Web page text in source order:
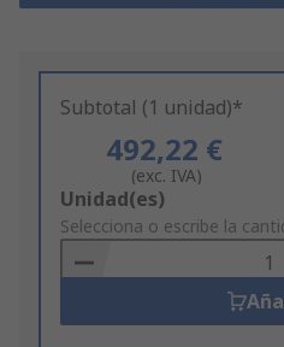
Subtotal (1 unidad)*
492,22 €
(exc. IVA)
Add
to
Basket
Unidad(es)
Selecciona o escribe la